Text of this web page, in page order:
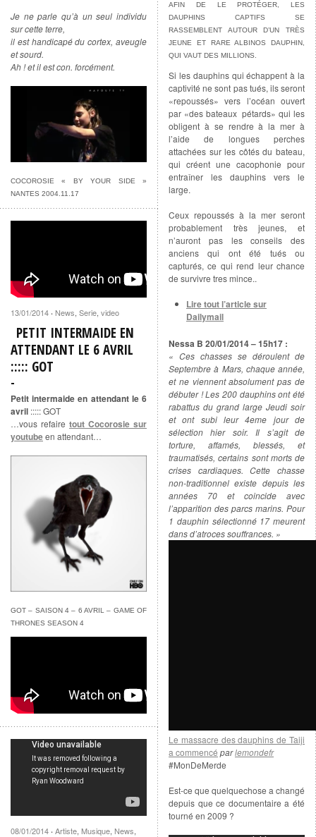
AFIN DE LE PROTÉGER, LES
DAUPHINS CAPTIFS SE
RASSEMBLENT AUTOUR D’UN TRÈS
JEUNE ET RARE ALBINOS DAUPHIN,
QUI VAUT DES MILLIONS.
Si les dauphins qui échappent à la
captivité ne sont pas tués, ils seront
«repoussés» vers l’océan ouvert
par «des bateaux pétards» qui les
obligent à se rendre à la mer à
l’aide de longues perches
attachées sur les côtés du bateau,
qui créent une cacophonie pour
entraîner les dauphins vers le
large.
Ceux repoussés à la mer seront
probablement très jeunes, et
n’auront pas les conseils des
anciens qui ont été tués ou
capturés, ce qui rend leur chance
de survivre tres mince..
Lire tout l’article sur
Dailymail
Nessa B 20/01/2014 – 15h17 :
« Ces chasses se déroulent de
Septembre à Mars, chaque année,
et ne viennent absolument pas de
débuter ! Les 200 dauphins ont été
rabattus du grand large Jeudi soir
et ont subi leur 4eme jour de
sélection hier soir. Il s’agit de
torture, affamés, blessés, et
traumatisés, certains sont morts de
crises cardiaques. Cette chasse
non-traditionnel existe depuis les
années 70 et coincide avec
l’apparition des parcs marins. Pour
1 dauphin sélectionné 17 meurent
dans d’atroces souffrances. »
Le massacre des dauphins de Taiji
a commencé parlemondefr
#MonDeMerde
Est-ce que quelquechose a changé
depuis que ce documentaire a été
tourné en 2009 ?
Je ne parle qu’à un seul individu
sur cette terre,
il est handicapé du cortex, aveugle
et sourd.
Ah ! et il est con. forcément.
COCOROSIE « BY YOUR SIDE »
NANTES 2004.11.17
13/01/2014 · News, Serie, video
PETIT INTERMAIDE EN
ATTENDANT LE 6 AVRIL
::::: GOT
Petit intermaide en attendant le 6
avril ::::: GOT
…vous refaire tout Cocorosie sur
youtubeen attendant…
GOT – SAISON 4 – 6 AVRIL – GAME OF
THRONES SEASON 4
08/01/2014 · Artiste, Musique, News,